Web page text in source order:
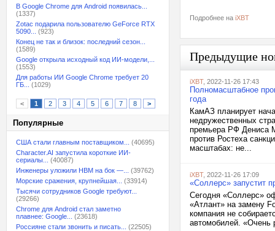
В Google Chrome для Android появилась...
(1337)
Zotac подарила пользователю GeForce RTX
5090...
(923)
Конец не так и близок: последний сезон...
(1589)
Google открыла исходный код ИИ-модели,...
(1553)
Для работы ИИ Google Chrome требует 20
ГБ...
(1029)
< 1 2 3 4 5 6 7 8 >
Популярные
США стали главным поставщиком...
(40695)
Character.AI запустила короткие ИИ-
сериалы...
(40087)
Инженеры уложили HBM на бок —...
(39762)
Морские сражения, крупнейшая...
(33914)
Тысячи сотрудников Google требуют...
(29266)
Chrome для Android стал заметно
плавнее: Google...
(23618)
Россияне стали звонить и писать...
(22505)
Подробнее на iXBT
Предыдущие
iXBT, 2022-11-26 17:43
Полномасштабное
года
КамАЗ планирует
недружественных
премьера РФ Дениса
против Ростеха
масштабах: не...
iXBT, 2022-11-26 17:09
«Соллерс» запустит
Сегодня «Соллерс»
«Атлант» на замену
компания не
автомобилей. «Очень